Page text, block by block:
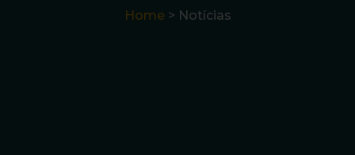
Home > Notícias